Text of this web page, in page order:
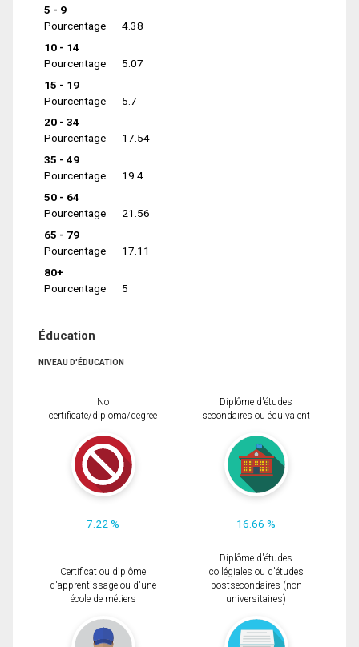
5 - 9
Pourcentage
4.38
10 - 14
Pourcentage
5.07
15 - 19
Pourcentage
5.7
20 - 34
Pourcentage
17.54
35 - 49
Pourcentage
19.4
50 - 64
Pourcentage
21.56
65 - 79
Pourcentage
17.11
80+
Pourcentage
5
Éducation
NIVEAU D'ÉDUCATION
No
certificate/diploma/degree
7.22 %
Diplôme d'études
secondaires ou équivalent
16.66 %
Certificat ou diplôme
d'apprentissage ou d'une
école de métiers
Diplôme d'études
collégiales ou d'études
postsecondaires (non
universitaires)